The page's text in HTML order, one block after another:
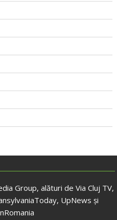
Group, alături de Via Cluj TV,
UpNews și